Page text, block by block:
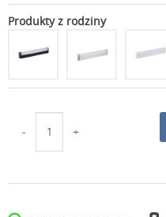
Produkty z rodziny
- +